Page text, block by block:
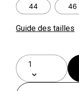
44 46
Guide des tailles